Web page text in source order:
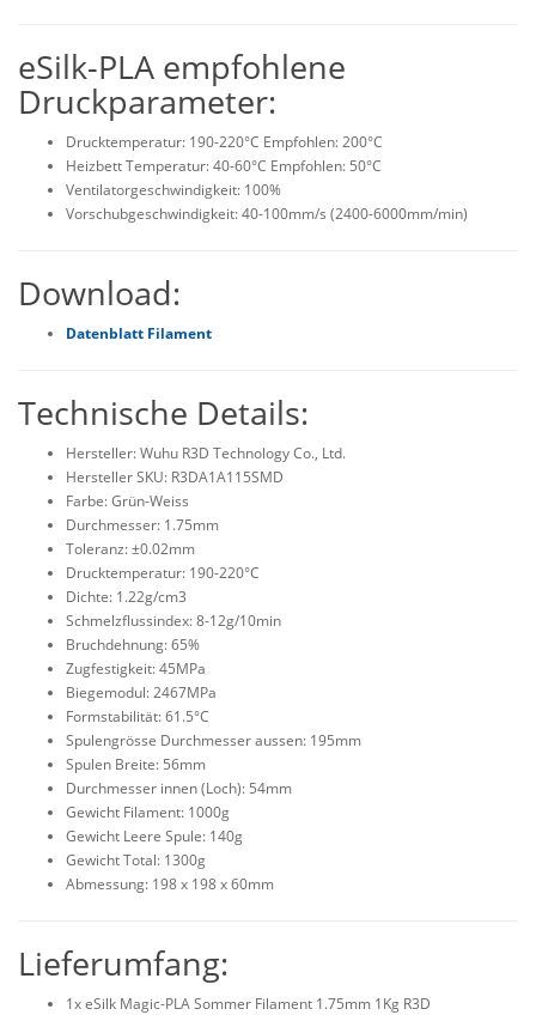
eSilk-PLA empfohlene
Druckparameter:
Drucktemperatur: 190-220°C Empfohlen: 200°C
Heizbett Temperatur: 40-60°C Empfohlen: 50°C
Ventilatorgeschwindigkeit: 100%
Vorschubgeschwindigkeit: 40-100mm/s (2400-6000mm/min)
Download:
Datenblatt Filament
Technische Details:
Hersteller: Wuhu R3D Technology Co., Ltd.
Hersteller SKU: R3DA1A115SMD
Farbe: Grün-Weiss
Durchmesser: 1.75mm
Toleranz: ±0.02mm
Drucktemperatur: 190-220°C
Dichte: 1.22g/cm3
Schmelzflussindex: 8-12g/10min
Bruchdehnung: 65%
Zugfestigkeit: 45MPa
Biegemodul: 2467MPa
Formstabilität: 61.5°C
Spulengrösse Durchmesser aussen: 195mm
Spulen Breite: 56mm
Durchmesser innen (Loch): 54mm
Gewicht Filament: 1000g
Gewicht Leere Spule: 140g
Gewicht Total: 1300g
Abmessung: 198 x 198 x 60mm
Lieferumfang:
1x eSilk Magic-PLA Sommer Filament 1.75mm 1Kg R3D